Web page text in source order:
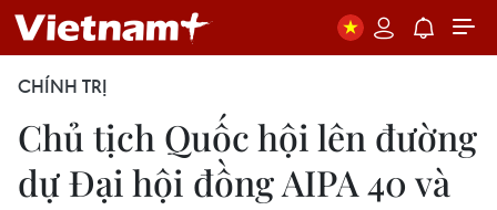
CHÍNH TRỊ
Chủ tịch Quốc hội lên đường
dự Đại hội đồng AIPA 40 và